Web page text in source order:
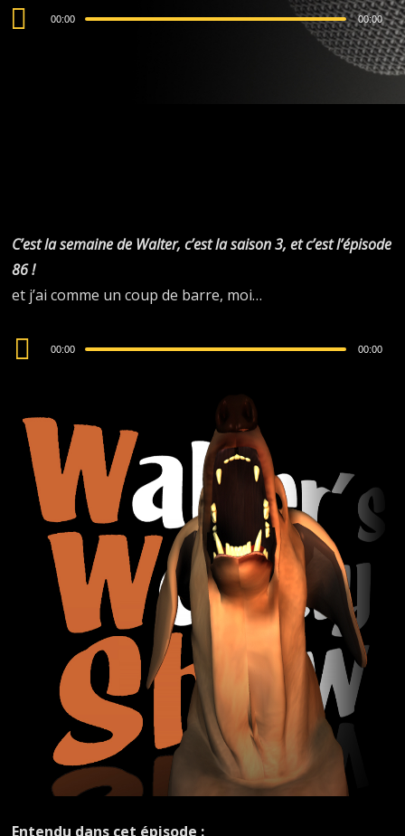
Audio
00:00 00:00
C’est la semaine de Walter, c’est la saison 3, et c’est l’épisode
86 !
et j’ai comme un coup de barre, moi…
Audio
00:00 00:00
Entendu dans cet épisode :